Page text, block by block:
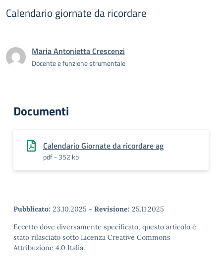
Calendario giornate da ricordare
Maria Antonietta Crescenzi
Docente e funzione strumentale
Documenti
Calendario Giornate da ricordare ag
pdf - 352 kb
Pubblicato: 23.10.2025 - Revisione: 25.11.2025
Eccetto dove diversamente specificato, questo articolo è
stato rilasciato sotto Licenza Creative Commons
Attribuzione 4.0 Italia.